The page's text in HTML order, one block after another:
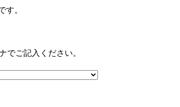
す。
でご記入ください。